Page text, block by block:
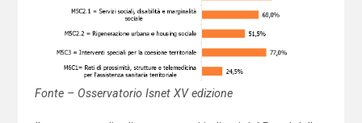
Fonte – Osservatorio Isnet XV edizione